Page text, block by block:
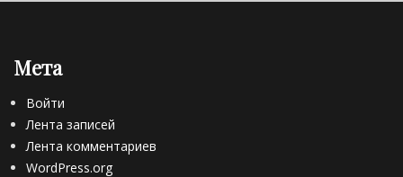
о
р
а
ф
и
Мета
Войти
Лента записей
Лента комментариев
WordPress.org